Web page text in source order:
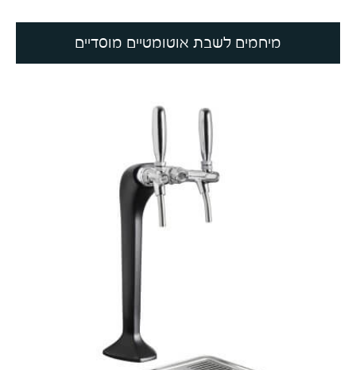
מיחמים לשבת אוטומטיים מוסדיים